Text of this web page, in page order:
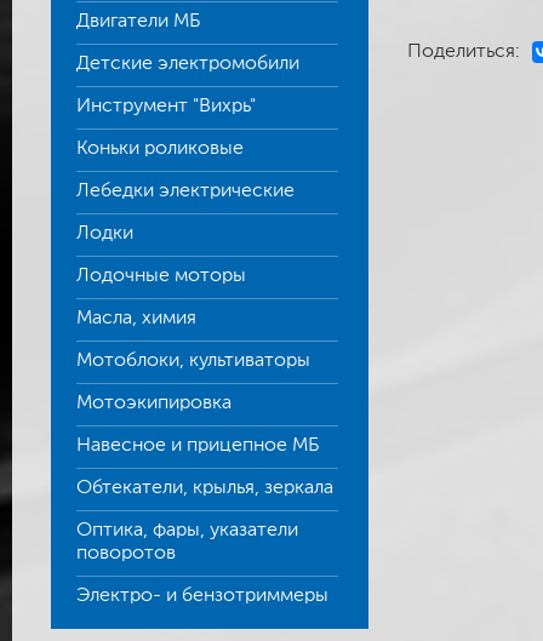
Двигатели МБ
Детские электромобили
Инструмент "Вихрь"
Коньки роликовые
Лебедки электрические
Лодки
Лодочные моторы
Масла, химия
Мотоблоки, культиваторы
Мотоэкипировка
Навесное и прицепное МБ
Обтекатели, крылья, зеркала
Оптика, фары, указатели
поворотов
Электро- и бензотриммеры
Поделиться: